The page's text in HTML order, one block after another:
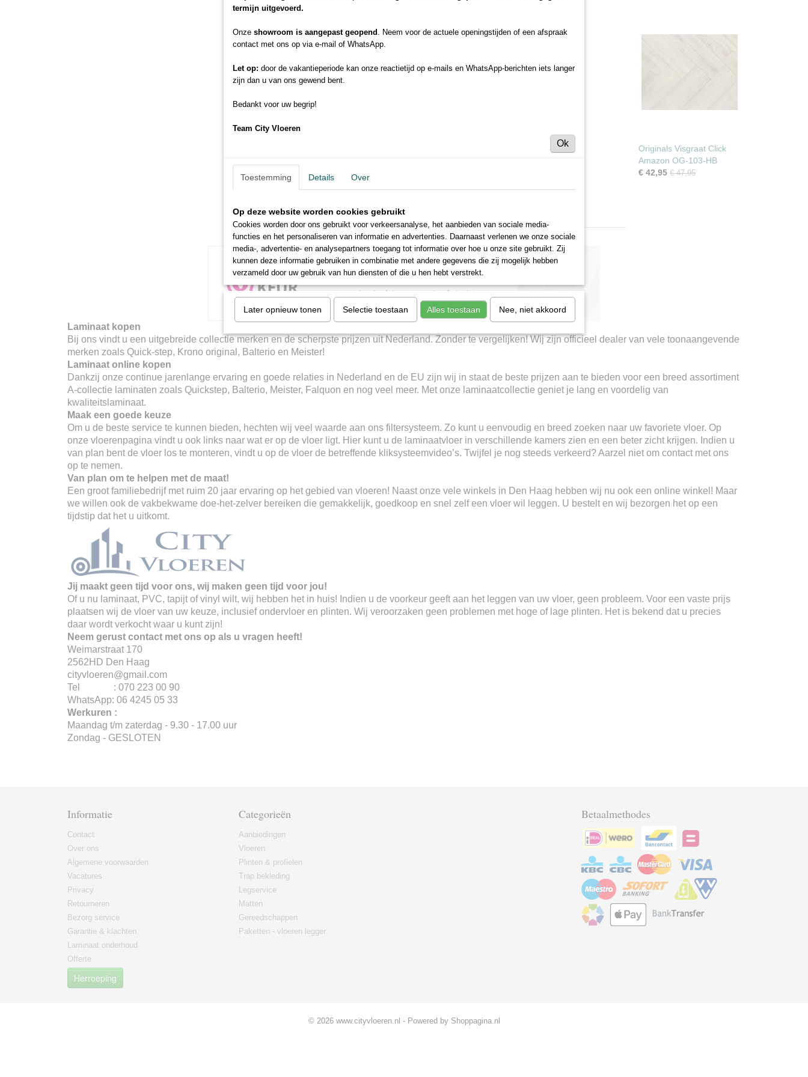
Grote klus of elders goedkoper?
Probeer de offerte formulier!
Rigid 0,55 Toplaag
610 x 150 | 5 mm dik
Originals Visgraat Click
Amazon OG-103-HB
€ 42,95 € 47,95
Laminaat kopen
Bij ons vindt u een uitgebreide collectie merken en de scherpste prijzen uit Nederland. Zonder te vergelijken! Wij zijn officieel dealer van vele toonaangevende
merken zoals Quick-step, Krono original, Balterio en Meister!
Laminaat online kopen
Dankzij onze continue jarenlange ervaring en goede relaties in Nederland en de EU zijn wij in staat de beste prijzen aan te bieden voor een breed assortiment
A-collectie laminaten zoals Quickstep, Balterio, Meister, Falquon en nog veel meer. Met onze laminaatcollectie geniet je lang en voordelig van
kwaliteitslaminaat.
Maak een goede keuze
Om u de beste service te kunnen bieden, hechten wij veel waarde aan ons filtersysteem. Zo kunt u eenvoudig en breed zoeken naar uw favoriete vloer. Op
onze vloerenpagina vindt u ook links naar wat er op de vloer ligt. Hier kunt u de laminaatvloer in verschillende kamers zien en een beter zicht krijgen. Indien u
van plan bent de vloer los te monteren, vindt u op de vloer de betreffende kliksysteemvideo’s. Twijfel je nog steeds verkeerd? Aarzel niet om contact met ons
op te nemen.
Van plan om te helpen met de maat!
Een groot familiebedrijf met ruim 20 jaar ervaring op het gebied van vloeren! Naast onze vele winkels in Den Haag hebben wij nu ook een online winkel! Maar
we willen ook de vakbekwame doe-het-zelver bereiken die gemakkelijk, goedkoop en snel zelf een vloer wil leggen. U bestelt en wij bezorgen het op een
tijdstip dat het u uitkomt.
Jij maakt geen tijd voor ons, wij maken geen tijd voor jou!
Of u nu laminaat, PVC, tapijt of vinyl wilt, wij hebben het in huis! Indien u de voorkeur geeft aan het leggen van uw vloer, geen probleem. Voor een vaste prijs
plaatsen wij de vloer van uw keuze, inclusief ondervloer en plinten. Wij veroorzaken geen problemen met hoge of lage plinten. Het is bekend dat u precies
daar wordt verkocht waar u kunt zijn!
Neem gerust contact met ons op als u vragen heeft!
Weimarstraat 170
2562HD Den Haag
cityvloeren@gmail.com
Tel : 070 223 00 90
WhatsApp: 06 4245 05 33
Werkuren :
Maandag t/m zaterdag - 9.30 - 17.00 uur
Zondag - GESLOTEN
Informatie
Contact
Over ons
Algemene voorwaarden
Vacatures
Privacy
Retourneren
Bezorg service
Garantie & klachten
Laminaat onderhoud
Offerte
Herroeping
Categorieën
Aanbiedingen
Vloeren
Plinten & profielen
Trap bekleding
Legservice
Matten
Gereedschappen
Paketten - vloeren legger
Betaalmethodes
© 2026 www.cityvloeren.nl - Powered by Shoppagina.nl
termijn uitgevoerd.
Onze showroom is aangepast geopend . Neem voor de actuele openingstijden of een afspraak
contact met ons op via e-mail of WhatsApp.
Let op: door de vakantieperiode kan onze reactietijd op e-mails en WhatsApp-berichten iets langer
zijn dan u van ons gewend bent.
Bedankt voor uw begrip!
Team City Vloeren
Ok
Toestemming Details Over
Op deze website worden cookies gebruikt
Cookies worden door ons gebruikt voor verkeersanalyse, het aanbieden van sociale media-
functies en het personaliseren van informatie en advertenties. Daarnaast verlenen we onze sociale
media-, advertentie- en analysepartners toegang tot informatie over hoe u onze site gebruikt. Zij
kunnen deze informatie gebruiken in combinatie met andere gegevens die zij mogelijk hebben
verzameld door uw gebruik van hun diensten of die u hen hebt verstrekt.
Later opnieuw tonen Selectie toestaan Alles toestaan Nee, niet akkoord